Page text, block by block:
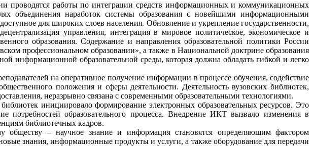
проводятся работы по интеграции средств информационных и коммуникационных
объединения наработок системы образования с новейшими информационными
для широких слоев населения. Обновление и укрепление государственности,
управления, интеграция в мировое политическое, экономическое и
образования. Содержание и направления образовательной политики России
профессиональном образовании», а также в Национальной доктрине образования
информационной образовательной среды, которая должна обладать гибкой и легко
на оперативное получение информации в процессе обучения, содействие
положения и сферы деятельности. Деятельность вузовских библиотек,
неразрывно связана с современными образовательными технологиями.
инициировало формирование электронных образовательных ресурсов. Это
потребностей образовательного процесса. Внедрение ИКТ вызвало изменения в
библиотечных кадров.
– научное знание и информация становятся определяющим фактором
знания, информационные продукты и услуги, а также оборудование для передачи